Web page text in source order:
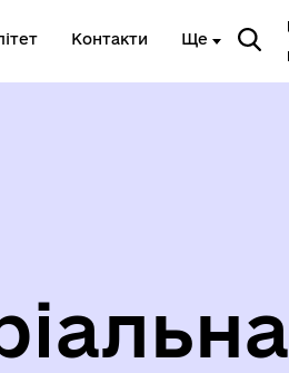
Контакти Ще